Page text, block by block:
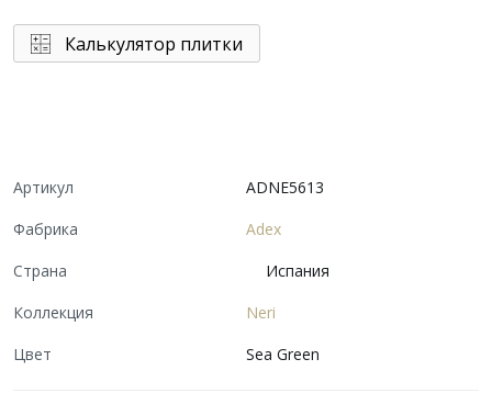
Калькулятор плитки
Артикул
ADNE5613
Фабрика
Adex
Страна
Испания
Коллекция
Neri
Цвет
Sea Green